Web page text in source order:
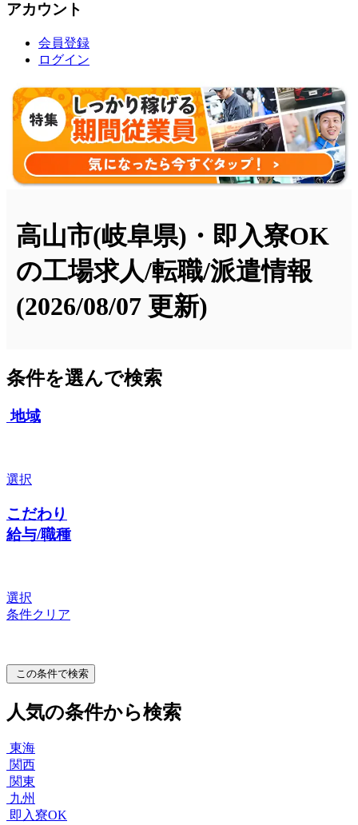
アカウント
会員登録
ログイン
高山市(岐阜県)・即入寮OK
の工場求人/転職/派遣情報
(2026/08/07 更新)
条件を選んで検索
地域
選択
こだわり
給与/職種
選択
条件クリア
この条件で検索
人気の条件から検索
東海
関西
関東
九州
即入寮OK